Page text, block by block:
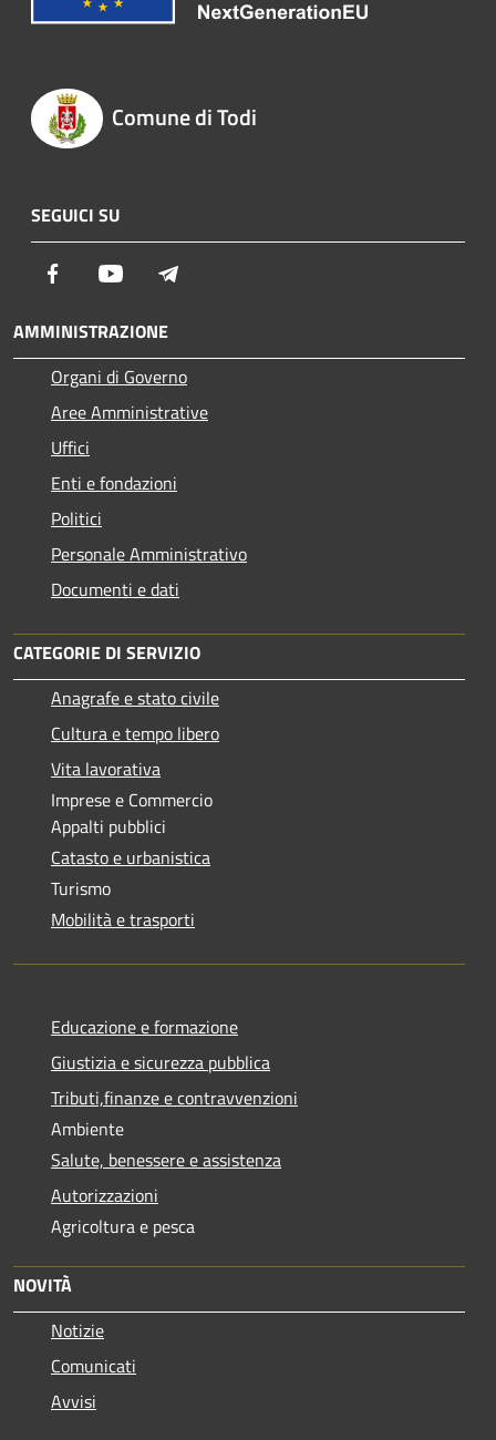
Comune di Todi
SEGUICI SU
Facebook Youtube
AMMINISTRAZIONE
Organi di Governo
Aree Amministrative
Uffici
Enti e fondazioni
Politici
Personale Amministrativo
Documenti e dati
CATEGORIE DI SERVIZIO
Anagrafe e stato civile
Cultura e tempo libero
Vita lavorativa
Imprese e Commercio
Appalti pubblici
Catasto e urbanistica
Turismo
Mobilità e trasporti
Educazione e formazione
Giustizia e sicurezza pubblica
Tributi,finanze e contravvenzioni
Ambiente
Salute, benessere e assistenza
Autorizzazioni
Agricoltura e pesca
NOVITÀ
Notizie
Comunicati
Avvisi